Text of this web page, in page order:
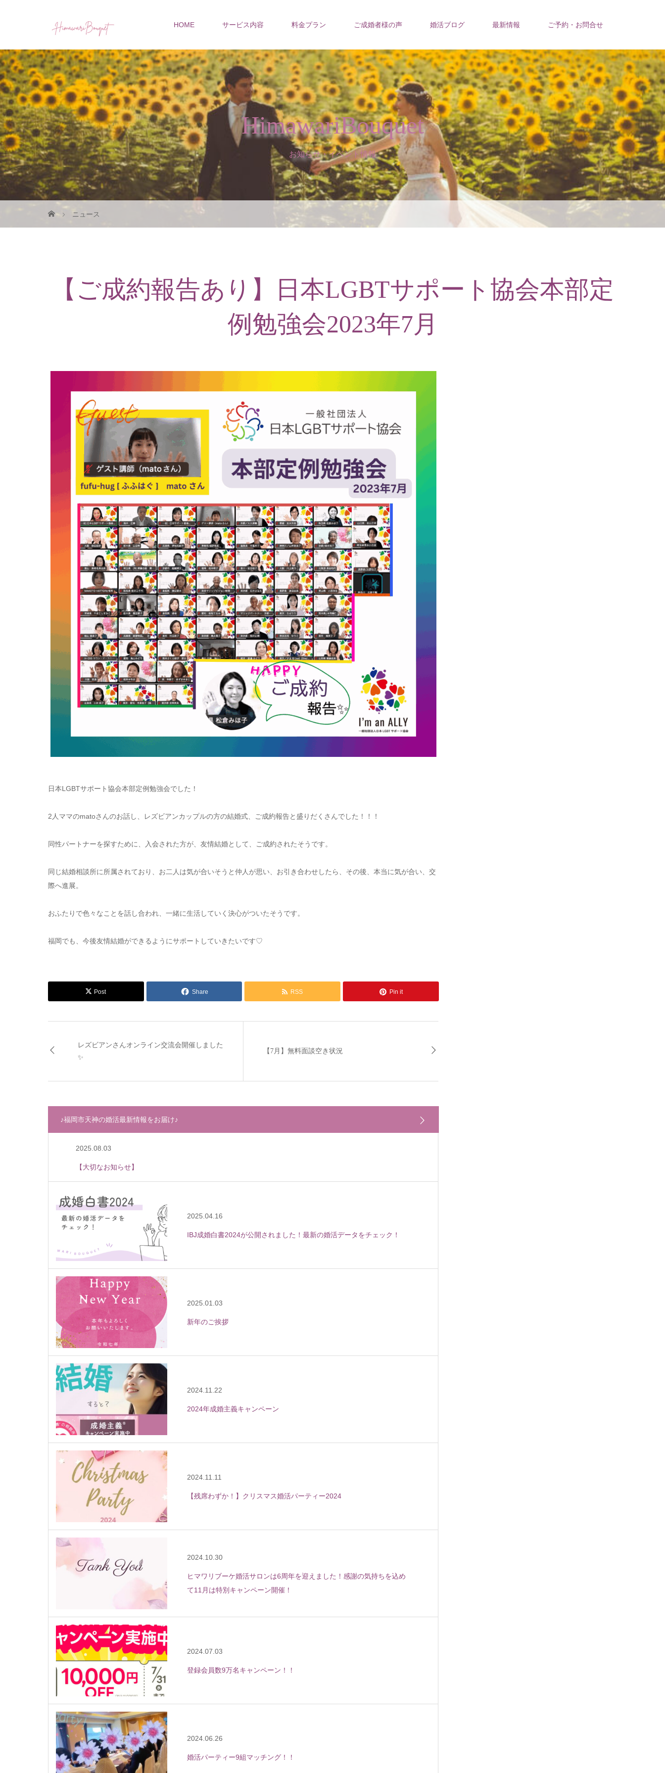
HOME サービス内容 料金プラン ご成婚者様の声 婚活ブログ 最新情報 ご予約・お問合せ
HimawariBouquet
お知らせ・イベント情報
ニュース
【ご成約報告あり】日本LGBTサポート協会本部定
例勉強会2023年7月
日本LGBTサポート協会本部定例勉強会でした！
2人ママのmatoさんのお話し、レズビアンカップルの方の結婚式、ご成約報告と盛りだくさんでした！！！
同性パートナーを探すために、入会された方が、友情結婚として、ご成約されたそうです。
同じ結婚相談所に所属されており、お二人は気が合いそうと仲人が思い、お引き合わせしたら、その後、本当に気が合い、交
際へ進展。
おふたりで色々なことを話し合われ、一緒に生活していく決心がついたそうです。
福岡でも、今後友情結婚ができるようにサポートしていきたいです♡
Post Share RSS Pin it
レズビアンさんオンライン交流会開催しました
✨
【7月】無料面談空き状況
♪福岡市天神の婚活最新情報をお届け♪
2025.08.03
【大切なお知らせ】
2025.04.16
IBJ成婚白書2024が公開されました！最新の婚活データをチェック！
2025.01.03
新年のご挨拶
2024.11.22
2024年成婚主義キャンペーン
2024.11.11
【残席わずか！】クリスマス婚活パーティー2024
2024.10.30
ヒマワリブーケ婚活サロンは6周年を迎えました！感謝の気持ちを込め
て11月は特別キャンペーン開催！
2024.07.03
登録会員数9万名キャンペーン！！
2024.06.26
婚活パーティー9組マッチング！！